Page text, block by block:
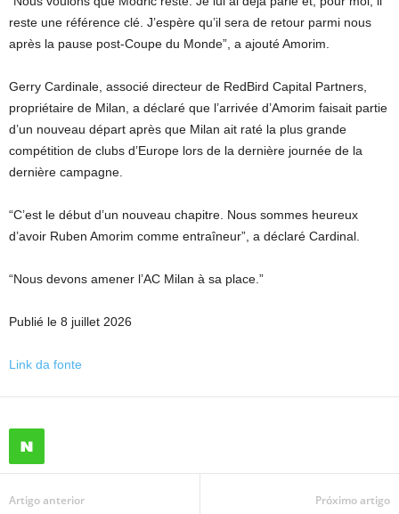
reste une référence clé. J’espère qu’il sera de retour parmi nous
après la pause post-Coupe du Monde”, a ajouté Amorim.
Gerry Cardinale, associé directeur de RedBird Capital Partners,
propriétaire de Milan, a déclaré que l’arrivée d’Amorim faisait partie
d’un nouveau départ après que Milan ait raté la plus grande
compétition de clubs d’Europe lors de la dernière journée de la
dernière campagne.
“C’est le début d’un nouveau chapitre. Nous sommes heureux
d’avoir Ruben Amorim comme entraîneur”, a déclaré Cardinal.
“Nous devons amener l’AC Milan à sa place.”
Publié le 8 juillet 2026
Link da fonte
Artigo anterior Próximo artigo